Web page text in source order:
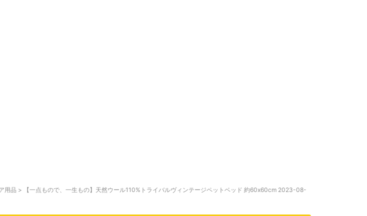
用品 >
【一点もので、一生もの】天然ウール110%トライバルヴィンテージペットベッド 約60x60cm 2023-08-